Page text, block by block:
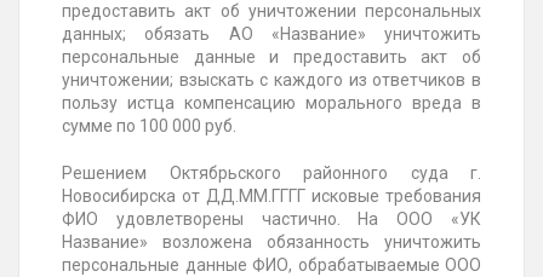
предоставить акт об уничтожении персональных
данных; обязать АО «Название» уничтожить
персональные данные и предоставить акт об
уничтожении; взыскать с каждого из ответчиков в
пользу истца компенсацию морального вреда в
сумме по 100 000 руб.
Решением Октябрьского районного суда г.
Новосибирска от ДД.ММ.ГГГГ исковые требования
ФИО удовлетворены частично. На ООО «УК
Название» возложена обязанность уничтожить
персональные данные ФИО, обрабатываемые ООО